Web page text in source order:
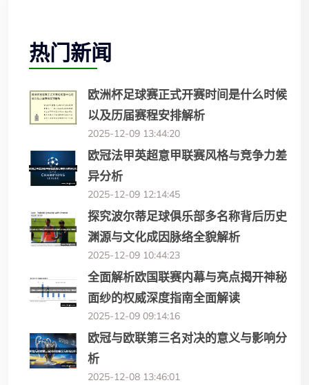
热门新闻
欧洲杯足球赛正式开赛时间是什么时候
以及历届赛程安排解析
2025-12-09 13:44:20
欧冠法甲英超意甲联赛风格与竞争力差
异分析
2025-12-09 12:14:45
探究波尔蒂足球俱乐部多名称背后历史
渊源与文化成因脉络全貌解析
2025-12-09 10:44:23
全面解析欧国联赛内幕与亮点揭开神秘
面纱的权威深度指南全面解读
2025-12-09 09:14:16
欧冠与欧联第三名对决的意义与影响分
析
2025-12-08 13:46:01